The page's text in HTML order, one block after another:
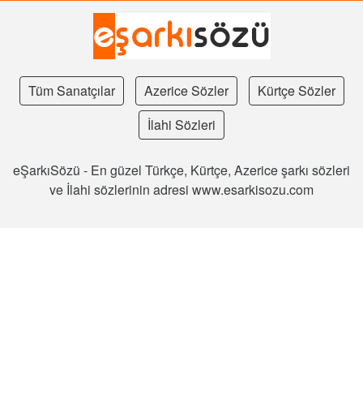
Tüm Sanatçılar Azerice Sözler
Kürtçe Sözler
İlahi Sözleri
eŞarkıSözü - En güzel Türkçe, Kürtçe, Azerice şarkı sözleri
ve İlahi sözlerinin adresi www.esarkisozu.com